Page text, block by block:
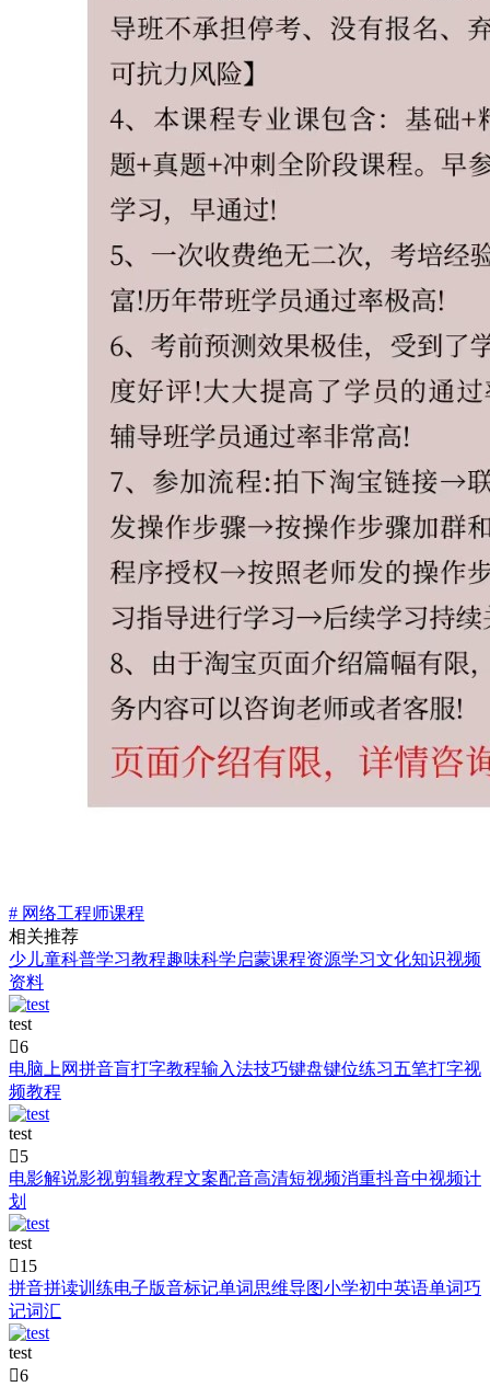
# 网络工程师课程
相关推荐
少儿童科普学习教程趣味科学启蒙课程资源学习文化知识视频
资料
test
6
电脑上网拼音盲打字教程输入法技巧键盘键位练习五笔打字视
频教程
test
5
电影解说影视剪辑教程文案配音高清短视频消重抖音中视频计
划
test
15
拼音拼读训练电子版音标记单词思维导图小学初中英语单词巧
记词汇
test
6